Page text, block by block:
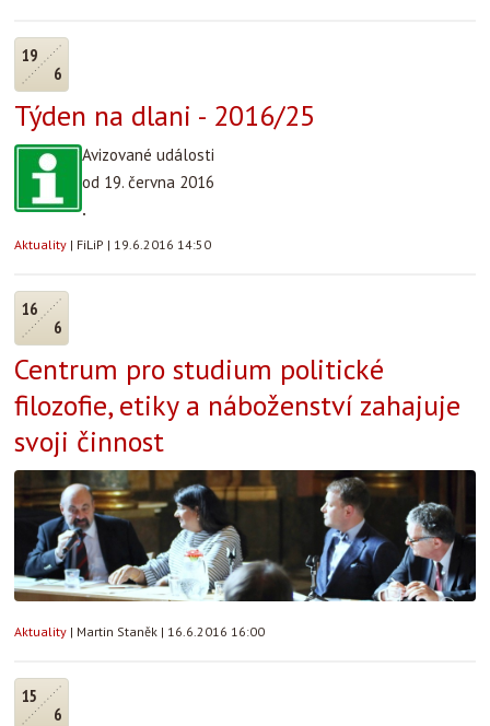
19
6
Týden na dlani - 2016/25
Avizované události
od 19. června 2016
.
Aktuality | FiLiP | 19.6.2016 14:50
16
6
Centrum pro studium politické
filozofie, etiky a náboženství zahajuje
svoji činnost
Aktuality | Martin Staněk | 16.6.2016 16:00
15
6